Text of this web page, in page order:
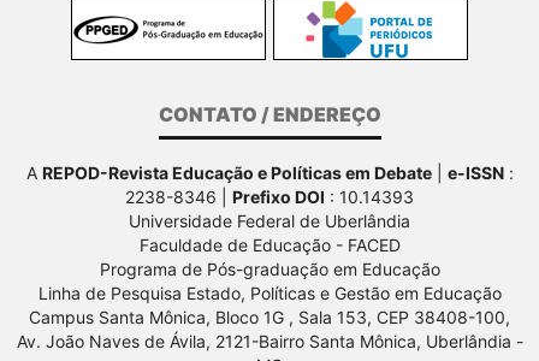
CONTATO / ENDEREÇO
A REPOD-Revista Educação e Políticas em Debate| e-ISSN:
2238-8346 | Prefixo DOI : 10.14393
Universidade Federal de Uberlândia
Faculdade de Educação - FACED
Programa de Pós-graduação em Educação
Linha de Pesquisa Estado, Políticas e Gestão em Educação
Campus Santa Mônica, Bloco 1G , Sala 153, CEP 38408-100,
Av. João Naves de Ávila, 2121-Bairro Santa Mônica, Uberlândia -